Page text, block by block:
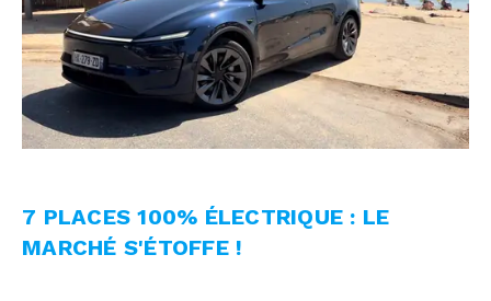
7 PLACES 100% ÉLECTRIQUE : LE
MARCHÉ S'ÉTOFFE !